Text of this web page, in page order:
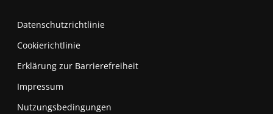
Datenschutzrichtlinie
Cookierichtlinie
Erklärung zur Barrierefreiheit
Impressum
Nutzungsbedingungen